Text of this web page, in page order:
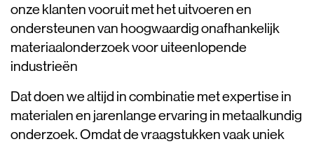
onze klanten vooruit met het uitvoeren en
ondersteunen van hoogwaardig onafhankelijk
materiaalonderzoek voor uiteenlopende
industrieën
Dat doen we altijd in combinatie met expertise in
materialen en jarenlange ervaring in metaalkundig
onderzoek. Omdat de vraagstukken vaak uniek